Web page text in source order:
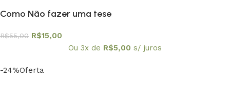
Como Não fazer uma tese
R$55,00 R$15,00
Ou 3x de R$5,00 s/ juros
-24%Oferta